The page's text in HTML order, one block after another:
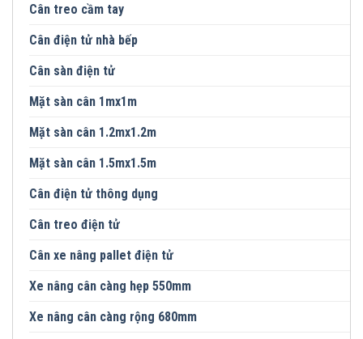
Cân treo cầm tay
Cân điện tử nhà bếp
Cân sàn điện tử
Mặt sàn cân 1mx1m
Mặt sàn cân 1.2mx1.2m
Mặt sàn cân 1.5mx1.5m
Cân điện tử thông dụng
Cân treo điện tử
Cân xe nâng pallet điện tử
Xe nâng cân càng hẹp 550mm
Xe nâng cân càng rộng 680mm